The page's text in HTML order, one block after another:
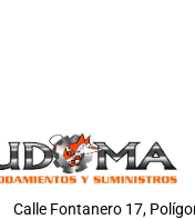
Calle Fontanero 17,